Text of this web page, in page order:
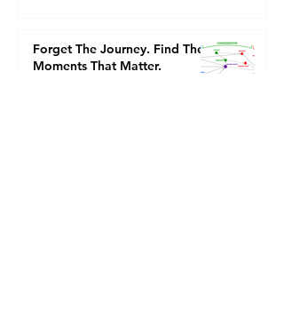
Forget The Journey. Find The
Moments That Matter.